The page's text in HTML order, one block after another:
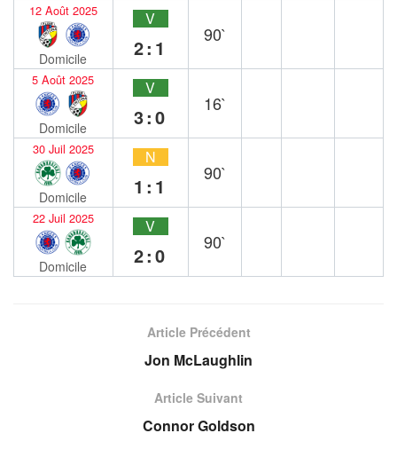
12 Août 2025
Domicile
V
2:1
90`
5 Août 2025
Domicile
V
3:0
16`
30 Juil 2025
Domicile
N
1:1
90`
22 Juil 2025
Domicile
V
2:0
90`
Article Précédent
Jon McLaughlin
Article Suivant
Connor Goldson